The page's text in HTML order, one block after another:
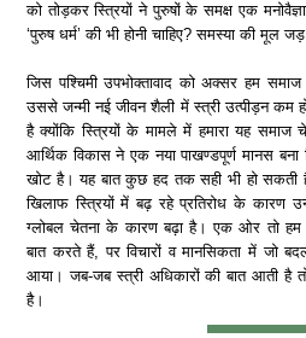
को तोड़कर स्त्रियों ने पुरुषों के समक्ष एक
‘पुरुष धर्म’ की भी होनी चाहिए? समस्या की मूल
जिस पश्चिमी उपभोक्तावाद को अक्सर हम समाज
उससे जन्मी नई जीवन शैली में स्त्री उत्पीड़न कम
है क्योंकि स्त्रियों के मामले में हमारा यह
आर्थिक विकास ने एक नया पाखण्डपूर्ण मानस बना
खोट है। यह बात कुछ हद तक सही भी हो सकती
खिलाफ स्त्रियों में बढ़ रहे प्रतिरोध के कारण
ग्लोबल चेतना के कारण बढ़ा है। एक ओर तो
बात करते हैं, पर विचारों व मानसिकता में जो
आया। जब-जब स्त्री अधिकारों की बात आती है
है।